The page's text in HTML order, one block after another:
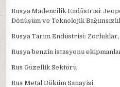
Rusya Madencilik Endüstrisi:
Dönüşüm ve Teknolojik
Rusya Tarım Endüstrisi:
Rusya benzin istasyonu
Rus Güzellik Sektörü
Rus Metal Döküm Sanayisi